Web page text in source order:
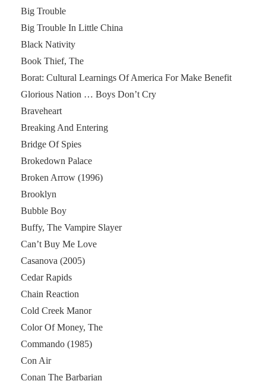
Big Trouble
Big Trouble In Little China
Black Nativity
Book Thief, The
Borat: Cultural Learnings Of America For Make Benefit
Glorious Nation … Boys Don’t Cry
Braveheart
Breaking And Entering
Bridge Of Spies
Brokedown Palace
Broken Arrow (1996)
Brooklyn
Bubble Boy
Buffy, The Vampire Slayer
Can’t Buy Me Love
Casanova (2005)
Cedar Rapids
Chain Reaction
Cold Creek Manor
Color Of Money, The
Commando (1985)
Con Air
Conan The Barbarian